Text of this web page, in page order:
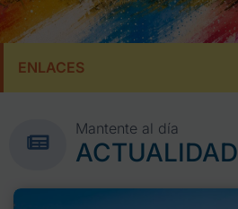
ENLACES
Mantente al día
ACTUALIDAD